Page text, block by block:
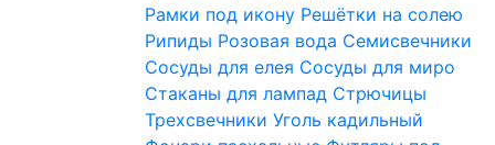
Рамки под икону Решётки на солею
Рипиды Розовая вода Семисвечники
Сосуды для елея Сосуды для миро
Стаканы для лампад Стрючицы
Трехсвечники Уголь кадильный